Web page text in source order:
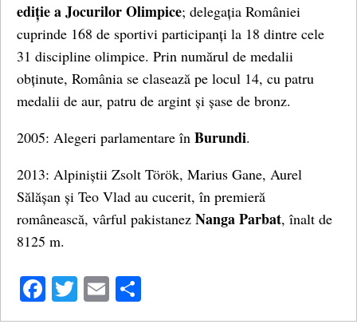
ediție a Jocurilor Olimpice; delegația României
cuprinde 168 de sportivi participanți la 18 dintre cele
31 discipline olimpice. Prin numărul de medalii
obținute, România se clasează pe locul 14, cu patru
medalii de aur, patru de argint și șase de bronz.
2005: Alegeri parlamentare în Burundi.
2013: Alpiniștii Zsolt Török, Marius Gane, Aurel
Sălășan și Teo Vlad au cucerit, în premieră
românească, vârful pakistanez Nanga Parbat, înalt de
8125 m.
Facebook
Twitter
Email